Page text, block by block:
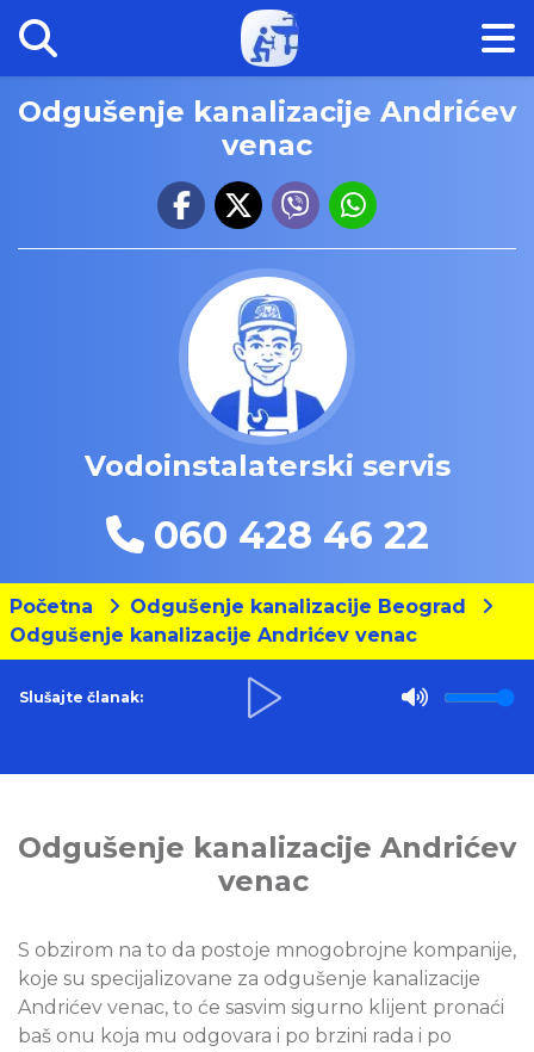
Odgušenje kanalizacije Andrićev
venac
Vodoinstalaterski servis
060 428 46 22
Početna
Odgušenje kanalizacije Beograd
Odgušenje kanalizacije Andrićev venac
Slušajte članak:
Odgušenje kanalizacije Andrićev
venac
S obzirom na to da postoje mnogobrojne kompanije,
koje su specijalizovane za odgušenje kanalizacije
Andrićev venac, to će sasvim sigurno klijent pronaći
baš onu koja mu odgovara i po brzini rada i po